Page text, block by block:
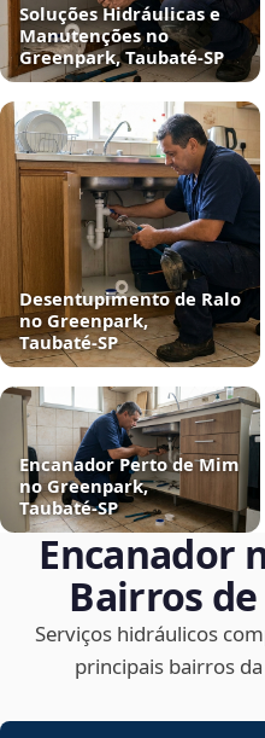
Soluções Hidráulicas e
Manutenções no
Greenpark, Taubaté‑SP
Desentupimento de Ralo
no Greenpark,
Taubaté‑SP
Encanador Perto de Mim
no Greenpark,
Taubaté‑SP
Encanador
Bairros de
Serviços hidráulicos
principais bairros da